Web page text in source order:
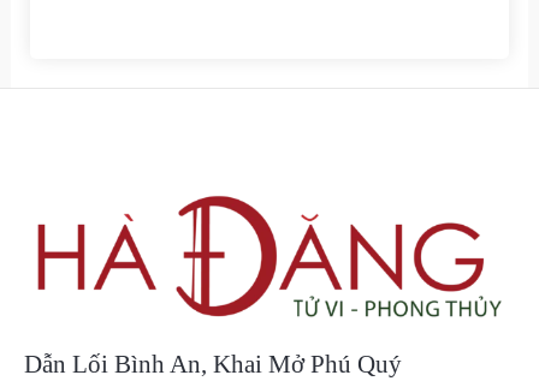
Dẫn Lối Bình An, Khai Mở Phú Quý